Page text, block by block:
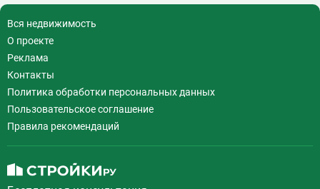
Деловой центр
Динамо
Добрынинская
Домодедовская
Дорогомиловская
Достоевская
Дубровка 14
Ж Жулебино
Вся недвижимость
О проекте
Реклама
Контакты
Политика обработки персональных данных
Пользовательское соглашение
Правила рекомендаций